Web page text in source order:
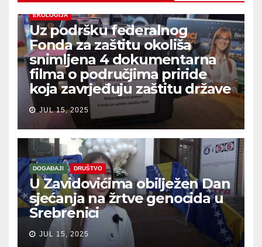
EKOLOGIJA
Uz podršku federalnog
Fonda za zaštitu okoliša
snimljena 4 dokumentarna
filma o područjima priride
koja zavrjeđuju zaštitu države
JUL 15, 2025
DOGAĐAJI DRUŠTVO
U Zavidovićima obilježen Dan
sjećanja na žrtve genocida u
Srebrenici
JUL 15, 2025